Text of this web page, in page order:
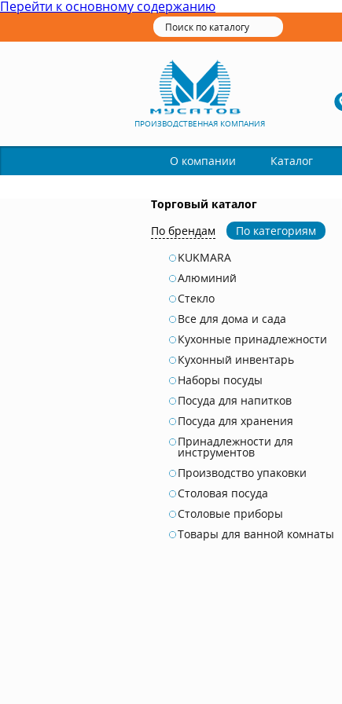
Перейти к основному содержанию
ПРОИЗВОДСТВЕННАЯ КОМПАНИЯ
О компании Каталог
Торговый каталог
По брендам
По категориям
KUKMARA
Алюминий
Стекло
Все для дома и сада
Кухонные принадлежности
Кухонный инвентарь
Наборы посуды
Посуда для напитков
Посуда для хранения
Принадлежности для
инструментов
Производство упаковки
Столовая посуда
Столовые приборы
Товары для ванной комнаты